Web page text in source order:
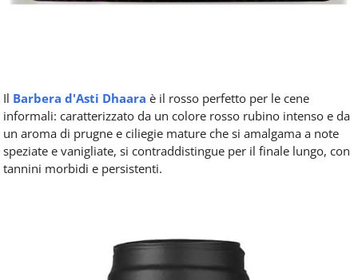
Il Barbera d'Asti Dhaara è il rosso perfetto per le cene
informali: caratterizzato da un colore rosso rubino intenso e da
un aroma di prugne e ciliegie mature che si amalgama a note
speziate e vanigliate, si contraddistingue per il finale lungo, con
tannini morbidi e persistenti.